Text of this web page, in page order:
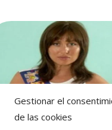
Gestionar el
de las cookies
AÑADIR AL
CARRITO